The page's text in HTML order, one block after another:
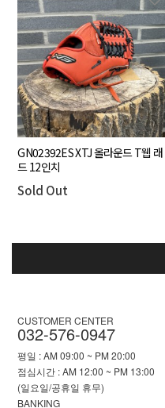
GN02392ES XTJ 올라운드 T웹 래
드 12인치
Sold Out
CUSTOMER CENTER
032-576-0947
평일 : AM 09:00 ~ PM 20:00
점심시간 : AM 12:00 ~ PM 13:00
(일요일/공휴일 휴무)
BANKING